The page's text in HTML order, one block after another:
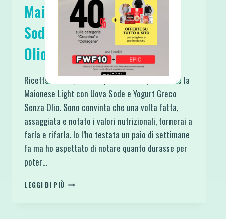
Maionese Light con Uova
Sode e Yogurt Greco Senza
Olio
Ricetta Veloce, Facile e più che Sana, ecco a te la
Maionese Light con Uova Sode e Yogurt Greco
Senza Olio. Sono convinta che una volta fatta,
assaggiata e notato i valori nutrizionali, tornerai a
farla e rifarla. Io l’ho testata un paio di settimane
fa ma ho aspettato di notare quanto durasse per
poter…
LEGGI DI PIÙ MAIONESE